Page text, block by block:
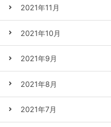
2021年11月
2021年10月
2021年9月
2021年8月
2021年7月